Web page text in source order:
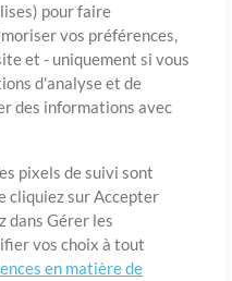
pour faire
vos préférences,
et - uniquement si vous
d'analyse et de
des informations avec
pixels de suivi sont
cliquiez sur Accepter
dans Gérer les
vos choix à tout
en matière de
Connexion
Contact
Tous droits réservés.